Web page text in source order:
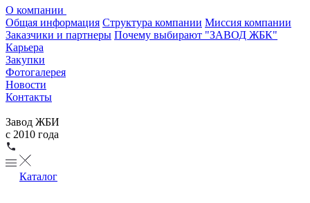
О компании
Общая информация Структура компании Миссия компании
Заказчики и партнеры Почему выбирают "ЗАВОД ЖБК"
Карьера
Закупки
Фотогалерея
Новости
Контакты
Завод ЖБИ
с 2010 года
Каталог